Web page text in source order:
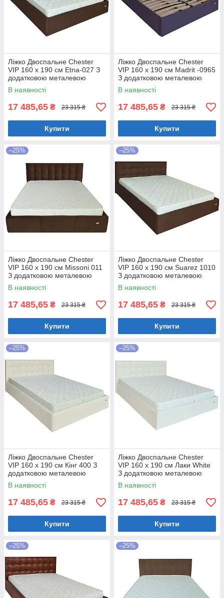
Ліжко Двоспальне Chester
VIP 160 х 190 см Etna-027 З
додатковою металевою
цільнозварною рамою
Коричневий
В наявності
17 485,65 ₴ 23 315 ₴
Купити
Ліжко Двоспальне Chester
VIP 160 х 190 см Madrit -0965
З додатковою металевою
цільнозварною рамою
Фіолетовий
В наявності
17 485,65 ₴ 23 315 ₴
Купити
–25%
Ліжко Двоспальне Chester
VIP 160 х 190 см Missoni 011
З додатковою металевою
цільнозварною рамою
Темно-коричневий
В наявності
17 485,65 ₴ 23 315 ₴
Купити
–25%
Ліжко Двоспальне Chester
VIP 160 х 190 см Suarez 1010
З додатковою металевою
цільнозварною рамою
Коричневий
В наявності
17 485,65 ₴ 23 315 ₴
Купити
–25%
Ліжко Двоспальне Chester
VIP 160 х 190 см Кінг 400 З
додатковою металевою
цільнозварною рамою C1
Білий
В наявності
17 485,65 ₴ 23 315 ₴
Купити
–25%
Ліжко Двоспальне Chester
VIP 160 х 190 см Лаки White
З додатковою металевою
цільнозварною рамою Білий
В наявності
17 485,65 ₴ 23 315 ₴
Купити
–25% –25%